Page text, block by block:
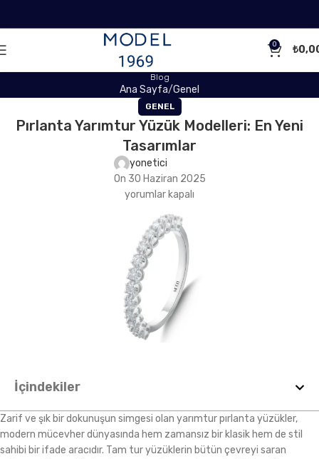
0 ₺
Blog
Ana Sayfa Genel
GENEL
Pırlanta Yarımtur Yüzük Modelleri: En Yeni
Tasarımlar
yonetici
On 30 Haziran 2025
yorumlar kapalı
İçindekiler
Zarif ve şık bir dokunuşun simgesi olan yarımtur pırlanta yüzükler,
modern mücevher dünyasında hem zamansız bir klasik hem de stil
sahibi bir ifade aracıdır. Tam tur yüzüklerin bütün çevreyi saran